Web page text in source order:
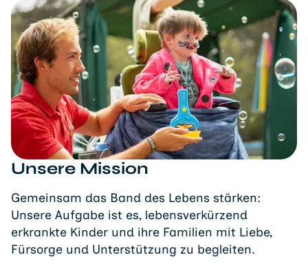
Unsere Mission
Gemeinsam das Band des Lebens stärken:
Unsere Aufgabe ist es, lebensverkürzend
erkrankte Kinder und ihre Familien mit Liebe,
Fürsorge und Unterstützung zu begleiten.